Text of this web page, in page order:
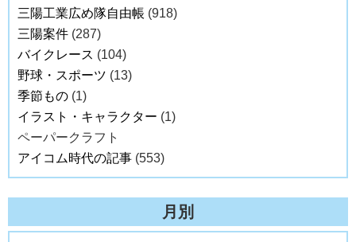
三陽工業広め隊自由帳 (918)
三陽案件 (287)
バイクレース (104)
野球・スポーツ (13)
季節もの (1)
イラスト・キャラクター (1)
ペーパークラフト
アイコム時代の記事 (553)
月別